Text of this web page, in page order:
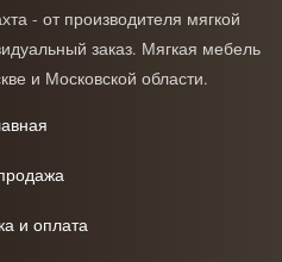
- от производителя мягкой
заказ. Мягкая мебель
и Московской области.
и оплата